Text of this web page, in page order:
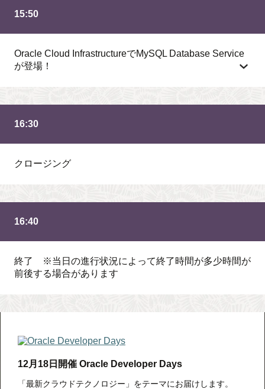
15:50
Oracle Cloud InfrastructureでMySQL Database Service
が登場！
16:30
クロージング
16:40
終了 ※当日の進行状況によって終了時間が多少時間が
前後する場合があります
12月18日開催 Oracle Developer Days
「最新クラウドテクノロジー」をテーマにお届けします。